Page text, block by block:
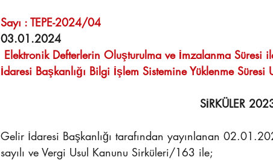
03.01.2024
Elektronik Defterlerin Oluşturulma ve İmzalanma Süresi
İdaresi Başkanlığı Bilgi İşlem Sistemine Yüklenme Süresi
SİRKÜLER
Gelir İdaresi Başkanlığı tarafından yayınlanan
sayılı ve Vergi Usul Kanunu Sirküleri/163 ile;